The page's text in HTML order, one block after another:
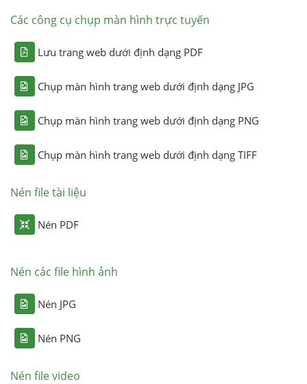
Các công cụ chụp màn hình trực tuyến
Lưu trang web dưới định dạng PDF
Chụp màn hình trang web dưới định dạng JPG
Chụp màn hình trang web dưới định dạng PNG
Chụp màn hình trang web dưới định dạng TIFF
Nén file tài liệu
Nén PDF
Nén các file hình ảnh
Nén JPG
Nén PNG
Nén file video